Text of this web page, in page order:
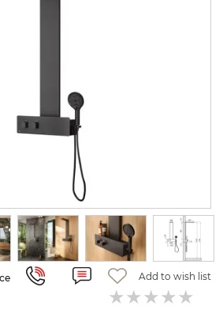
Add to wish list